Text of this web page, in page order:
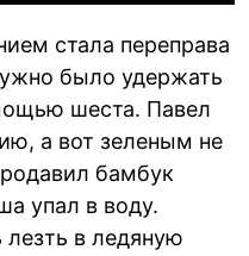
стала переправа
было удержать
шеста. Павел
а вот зеленым не
бамбук
упал в воду.
в ледяную